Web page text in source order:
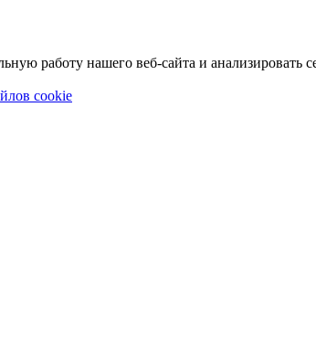
работу нашего веб-сайта и анализировать
cookie